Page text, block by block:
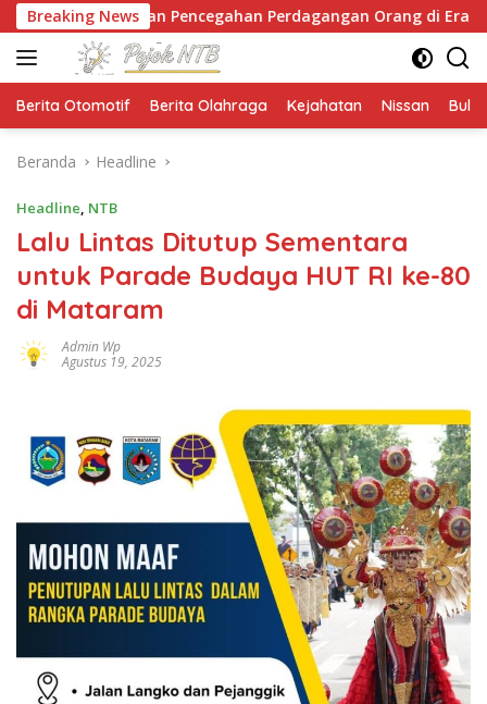
Langsung
ke
konten
Breaking NewsPencegahan Perdagangan Orang di Era Digital
Berita Otomotif Berita Olahraga Kejahatan Nissan
Beranda Headline
Headline, NTB
Lalu Lintas Ditutup Sementara
untuk Parade Budaya HUT RI ke-80
di Mataram
Admin Wp
Agustus 19, 2025